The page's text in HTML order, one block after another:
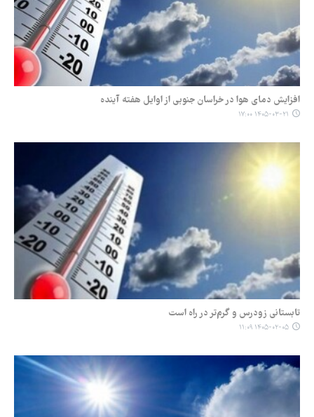
افزایش دمای هوا در خراسان جنوبی از اوایل هفته آینده
۱۴۰۵-۰۳-۲۱ ۱۷:۰۰
تابستانی زودرس و گرم‌تر در راه است
۱۴۰۵-۰۲-۰۵ ۱۱:۰۹